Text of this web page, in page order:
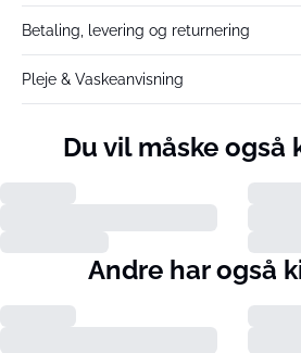
Betaling, levering og returnering
Pleje & Vaskeanvisning
Du vil måske også
Andre har også